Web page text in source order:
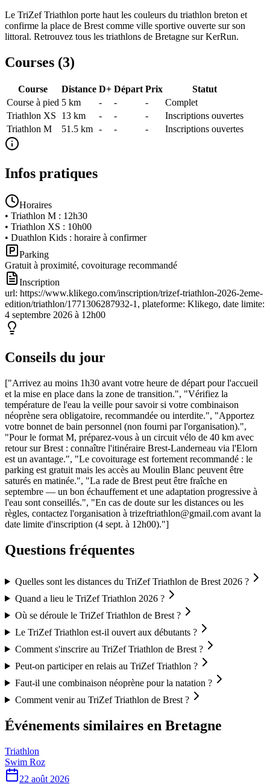
Le TriZef Triathlon porte haut les couleurs du triathlon breton et
confirme la place de Brest comme ville sportive ouverte sur son
littoral. Retrouvez tous les triathlons de Bretagne sur KerRun.
Courses (3)
Course Distance D+ Départ Prix
Statut
Course à pied 5 km - - -
Complet
Triathlon XS
13 km - - -
Inscriptions ouvertes
Triathlon M
51.5 km - - - Inscriptions ouvertes
Infos pratiques
Horaires
• Triathlon M : 12h30
• Triathlon XS : 10h00
• Duathlon Kids : horaire à confirmer
Parking
Gratuit à proximité, covoiturage recommandé
Inscription
url: https://www.klikego.com/inscription/trizef-triathlon-2026-2eme-
edition/triathlon/1771306287932-1, plateforme: Klikego, date limite:
4 septembre 2026 à 12h00
Conseils du jour
["Arrivez au moins 1h30 avant votre heure de départ pour l'accueil
et la mise en place dans la zone de transition.", "Vérifiez la
température de l'eau la veille pour savoir si votre combinaison
néoprène sera obligatoire, recommandée ou interdite.", "Apportez
votre bonnet de bain personnel (non fourni par l'organisation).",
"Pour le format M, préparez-vous à un circuit vélo de 40 km avec
retour sur Brest : connaître l'itinéraire Brest-Landerneau via l'Elorn
est un avantage.", "Le covoiturage est fortement recommandé : le
parking est gratuit mais les accès au Moulin Blanc peuvent être
saturés en matinée.", "La rade de Brest peut être fraîche en
septembre — un bon échauffement et une adaptation progressive à
l'eau sont conseillés.", "En cas de doute sur les distances ou les
règles, contactez l'organisation à trizeftriathlon@gmail.com avant la
date limite d'inscription (4 sept. à 12h00)."]
Questions fréquentes
Quelles sont les distances du TriZef Triathlon de Brest 2026 ?
Quand a lieu le TriZef Triathlon 2026 ?
Où se déroule le TriZef Triathlon de Brest ?
Le TriZef Triathlon est-il ouvert aux débutants ?
Comment s'inscrire au TriZef Triathlon de Brest ?
Peut-on participer en relais au TriZef Triathlon ?
Faut-il une combinaison néoprène pour la natation ?
Comment venir au TriZef Triathlon de Brest ?
Événements similaires en Bretagne
Triathlon
Swim Roz
22 août 2026